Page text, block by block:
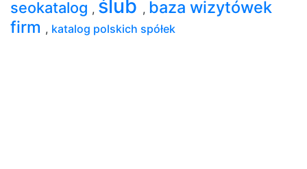
seokatalog , ślub , baza wizytówek
firm , katalog polskich spółek